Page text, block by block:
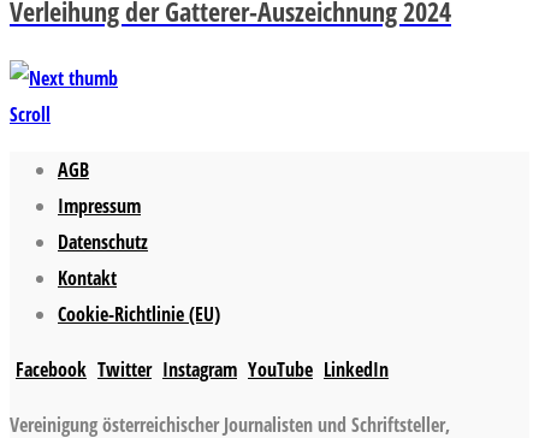
Verleihung der Gatterer-Auszeichnung 2024
Scroll
AGB
Impressum
Datenschutz
Kontakt
Cookie-Richtlinie (EU)
Facebook Twitter Instagram YouTube LinkedIn
Vereinigung österreichischer Journalisten und Schriftsteller,